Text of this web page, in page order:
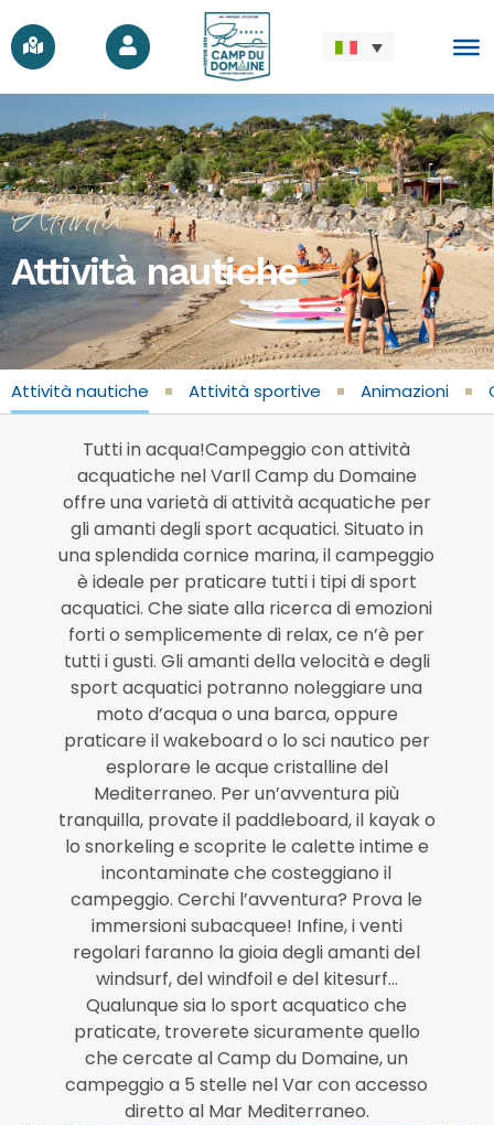
Attività
Attività nautiche.
Attività nautiche Attività sportive Animazioni
Tutti in acqua!Campeggio con attività
acquatiche nel VarIl Camp du Domaine
offre una varietà di attività acquatiche per
gli amanti degli sport acquatici. Situato in
una splendida cornice marina, il campeggio
è ideale per praticare tutti i tipi di sport
acquatici. Che siate alla ricerca di emozioni
forti o semplicemente di relax, ce n’è per
tutti i gusti. Gli amanti della velocità e degli
sport acquatici potranno noleggiare una
moto d’acqua o una barca, oppure
praticare il wakeboard o lo sci nautico per
esplorare le acque cristalline del
Mediterraneo. Per un’avventura più
tranquilla, provate il paddleboard, il kayak o
lo snorkeling e scoprite le calette intime e
incontaminate che costeggiano il
campeggio. Cerchi l’avventura? Prova le
immersioni subacquee! Infine, i venti
regolari faranno la gioia degli amanti del
windsurf, del windfoil e del kitesurf…
Qualunque sia lo sport acquatico che
praticate, troverete sicuramente quello
che cercate al Camp du Domaine, un
campeggio a 5 stelle nel Var con accesso
diretto al Mar Mediterraneo.